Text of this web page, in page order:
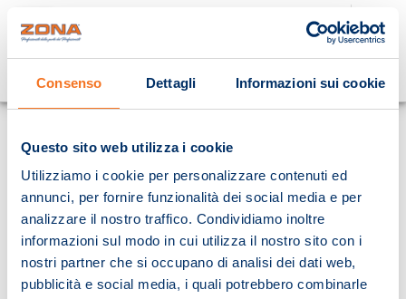
Consenso Dettagli Informazioni sui cookie
Questo sito web utilizza i cookie
Utilizziamo i cookie per personalizzare contenuti ed
annunci, per fornire funzionalità dei social media e per
analizzare il nostro traffico. Condividiamo inoltre
informazioni sul modo in cui utilizza il nostro sito con i
nostri partner che si occupano di analisi dei dati web,
pubblicità e social media, i quali potrebbero combinarle
Cosa stai cercando?